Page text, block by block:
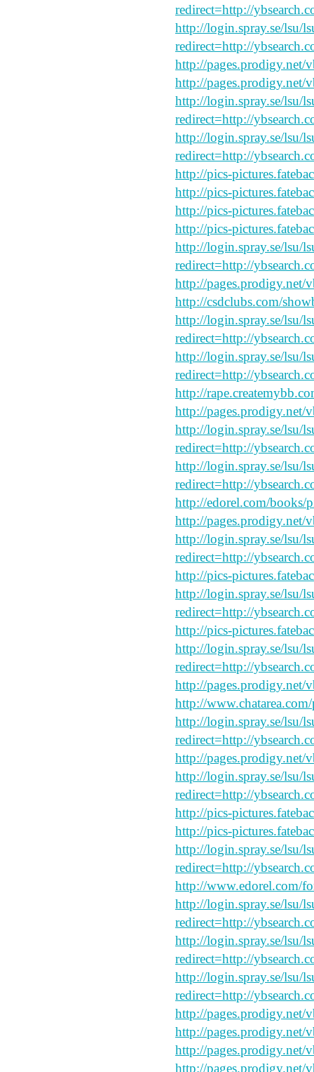
redirect=http://
http://login.spray.se/lsu/
redirect=http://
http://pages.prodigy.net/
http://pages.prodigy.net/
http://login.spray.se/lsu/
redirect=http://
http://login.spray.se/lsu/
redirect=http://
http://pics-
http://pics-
http://pics-
http://pics-
http://login.spray.se/lsu/
redirect=http://
http://pages.prodigy.net/
http://csdclubs.com/
http://login.spray.se/lsu/
redirect=http://
http://login.spray.se/lsu/
redirect=http://
http://
http://pages.prodigy.net/
http://login.spray.se/lsu/
redirect=http://
http://login.spray.se/lsu/
redirect=http://
http://edorel.com/books/
http://pages.prodigy.net/
http://login.spray.se/lsu/
redirect=http://
http://pics-
http://login.spray.se/lsu/
redirect=http://
http://pics-
http://login.spray.se/lsu/
redirect=http://
http://pages.prodigy.net/
http://
http://login.spray.se/lsu/
redirect=http://
http://pages.prodigy.net/
http://login.spray.se/lsu/
redirect=http://
http://pics-
http://pics-
http://login.spray.se/lsu/
redirect=http://
http://www.edorel.com/
http://login.spray.se/lsu/
redirect=http://
http://login.spray.se/lsu/
redirect=http://
http://login.spray.se/lsu/
redirect=http://
http://pages.prodigy.net/
http://pages.prodigy.net/
http://pages.prodigy.net/
http://pages.prodigy.net/